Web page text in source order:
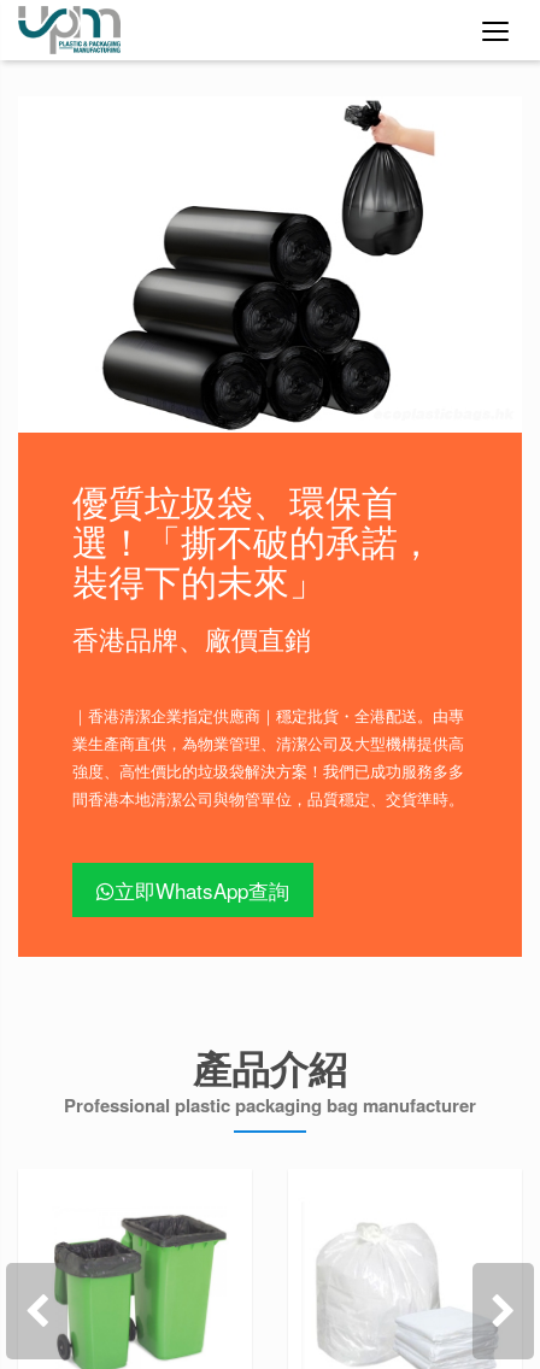
優質垃圾袋、環保首
選！「撕不破的承諾，
裝得下的未來」
香港品牌、廠價直銷
｜香港清潔企業指定供應商｜穩定批貨・全港配送。由專
業生產商直供，為物業管理、清潔公司及大型機構提供高
強度、高性價比的垃圾袋解決方案！我們已成功服務多多
間香港本地清潔公司與物管單位，品質穩定、交貨準時。
立即WhatsApp查詢
產品介紹
Professional plastic packaging bag manufacturer
 